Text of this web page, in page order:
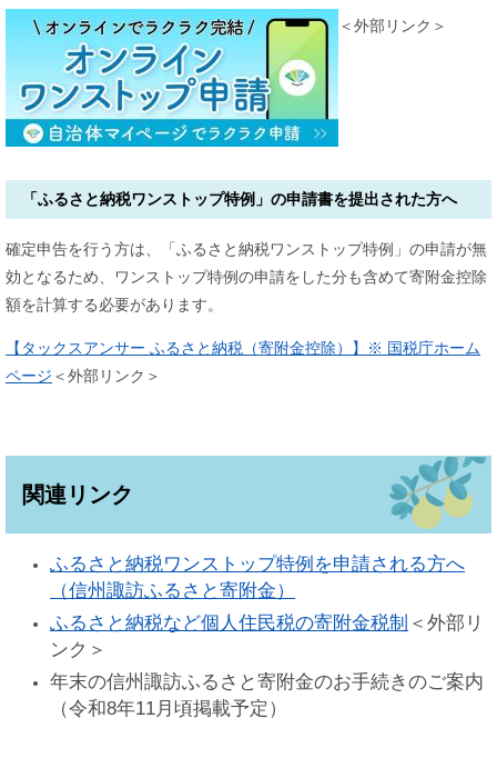
＜外部リンク＞
「ふるさと納税ワンストップ特例」の申請書を提出された方へ
確定申告を行う方は、「ふるさと納税ワンストップ特例」の申請が無
効となるため、ワンストップ特例の申請をした分も含めて寄附金控除
額を計算する必要があります。
【タックスアンサー ふるさと納税（寄附金控除）】※ 国税庁ホーム
ページ ＜外部リンク＞
関連リンク
ふるさと納税ワンストップ特例を申請される方へ
（信州諏訪ふるさと寄附金）
ふるさと納税など個人住民税の寄附金税制 ＜外部リ
ンク＞
年末の信州諏訪ふるさと寄附金のお手続きのご案内
（令和8年11月頃掲載予定）